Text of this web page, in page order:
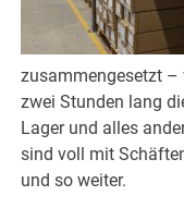
zusammengesetzt –
zwei Stunden lang
Lager und alles
sind voll mit
und so weiter.